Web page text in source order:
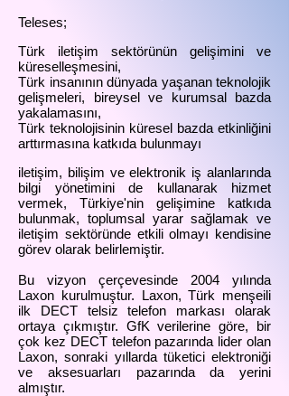
Teleses;
Türk iletişim sektörünün gelişimini ve
küreselleşmesini,
Türk insanının dünyada yaşanan teknolojik
gelişmeleri, bireysel ve kurumsal bazda
yakalamasını,
Türk teknolojisinin küresel bazda etkinliğini
arttırmasına katkıda bulunmayı
iletişim, bilişim ve elektronik iş alanlarında
bilgi yönetimini de kullanarak hizmet
vermek, Türkiye'nin gelişimine katkıda
bulunmak, toplumsal yarar sağlamak ve
iletişim sektöründe etkili olmayı kendisine
görev olarak belirlemiştir.
Bu vizyon çerçevesinde 2004 yılında
Laxon kurulmuştur. Laxon, Türk menşeili
ilk DECT telsiz telefon markası olarak
ortaya çıkmıştır. GfK verilerine göre, bir
çok kez DECT telefon pazarında lider olan
Laxon, sonraki yıllarda tüketici elektroniği
ve aksesuarları pazarında da yerini
almıştır.